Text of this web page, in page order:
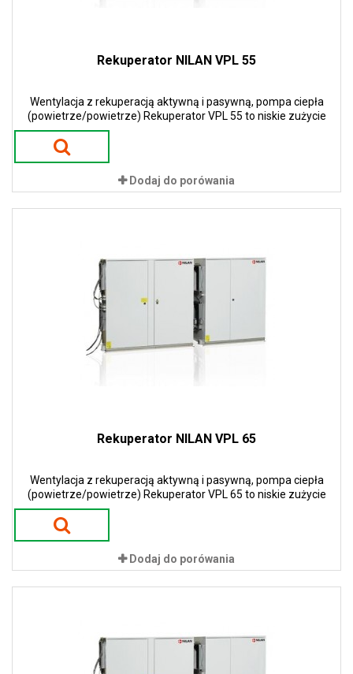
Rekuperator NILAN VPL 55
Wentylacja z rekuperacją aktywną i pasywną, pompa ciepła
(powietrze/powietrze) Rekuperator VPL 55 to niskie zużycie
energii i niskie koszty eksploatacji. Zastosowanie pomp ciepła w
urządzeniach gwarantuje 100 % sprawności w procesie odzysku
ciepła. To przekłada się na ogromne oszczędności energii i tym
samym niskie koszty eksploatacji.
Dodaj do porówania
Rekuperator NILAN VPL 65
Wentylacja z rekuperacją aktywną i pasywną, pompa ciepła
(powietrze/powietrze) Rekuperator VPL 65 to niskie zużycie
energii i niskie koszty eksploatacji. Zastosowanie pomp ciepła w
urządzeniach gwarantuje 100 % sprawności w procesie odzysku
ciepła. To przekłada się na ogromne oszczędności energii i tym
samym niskie koszty eksploatacji.
Dodaj do porówania